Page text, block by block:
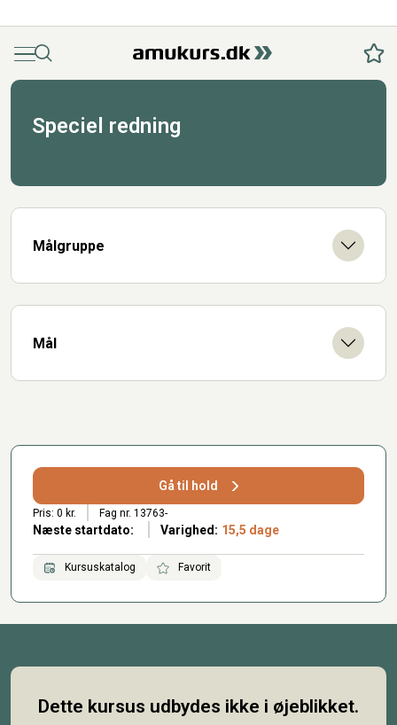
MenuSøg
Speciel redning
Målgruppe
Mål
Gå til hold
Pris: 0 kr. Fag nr. 13763-
Næste startdato: Varighed: 15,5 dage
Kursuskatalog Favorit
Dette kursus udbydes ikke i øjeblikket.